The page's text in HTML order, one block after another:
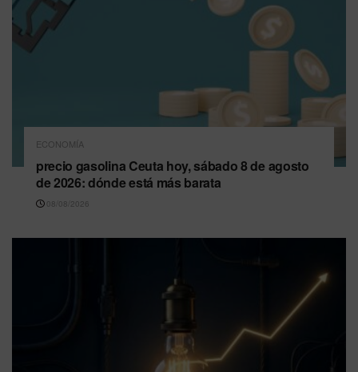
ECONOMÍA
precio gasolina Ceuta hoy, sábado 8 de agosto
de 2026: dónde está más barata
08/08/2026